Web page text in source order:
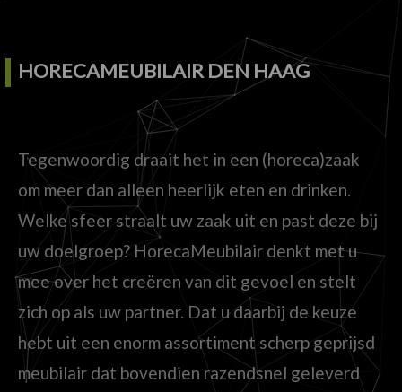
HORECAMEUBILAIR DEN HAAG
Tegenwoordig draait het in een (horeca)zaak
om meer dan alleen heerlijk eten en drinken.
Welke sfeer straalt uw zaak uit en past deze bij
uw doelgroep? HorecaMeubilair denkt met u
mee over het creëren van dit gevoel en stelt
zich op als uw partner. Dat u daarbij de keuze
hebt uit een enorm assortiment scherp geprijsd
meubilair dat bovendien razendsnel geleverd